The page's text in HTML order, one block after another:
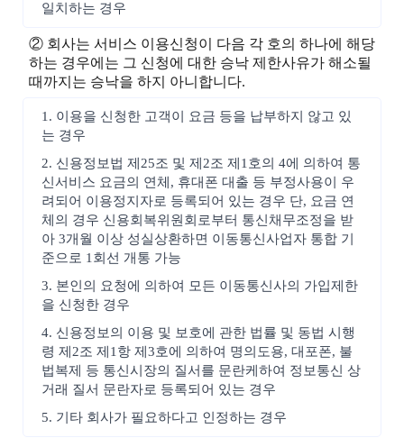
일치하는 경우
② 회사는 서비스 이용신청이 다음 각 호의 하나에 해당
하는 경우에는 그 신청에 대한 승낙 제한사유가 해소될
때까지는 승낙을 하지 아니합니다.
1. 이용을 신청한 고객이 요금 등을 납부하지 않고 있
는 경우
2. 신용정보법 제25조 및 제2조 제1호의 4에 의하여 통
신서비스 요금의 연체, 휴대폰 대출 등 부정사용이 우
려되어 이용정지자로 등록되어 있는 경우 단, 요금 연
체의 경우 신용회복위원회로부터 통신채무조정을 받
아 3개월 이상 성실상환하면 이동통신사업자 통합 기
준으로 1회선 개통 가능
3. 본인의 요청에 의하여 모든 이동통신사의 가입제한
을 신청한 경우
4. 신용정보의 이용 및 보호에 관한 법률 및 동법 시행
령 제2조 제1항 제3호에 의하여 명의도용, 대포폰, 불
법복제 등 통신시장의 질서를 문란케하여 정보통신 상
거래 질서 문란자로 등록되어 있는 경우
5. 기타 회사가 필요하다고 인정하는 경우